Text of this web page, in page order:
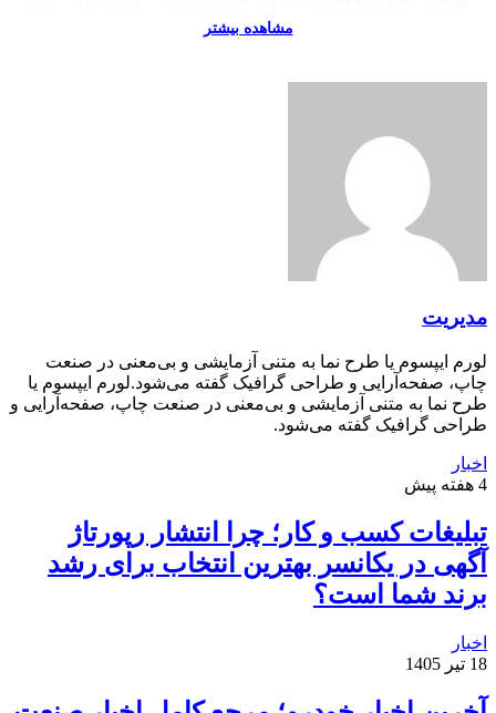
عازم این منطقه محاصره شده و جنگ زده می‌شود.
نامگذاری کشتی «مادلین»
کشتی «مادلین» که نام خود را از یک دختر فلسطینی
به نام
مادلین کلاب
کمک‌رسان است. مادلین، اولین دختر فلسطینی است
که در صید ماهی در نوار غزه مهارت دارد و در حمله
اخیر رژیم صهیونیستی به غزه، پدر خود را از دست
روزی خانواده‌اش را تأمین می‌کند، در جنگ اخیر
قایقش را از دست داد، اما همچنان با استقامت به
زندگی ادامه می‌دهد. کشتی «مادلین» به یاد او و
مبارزاتش برای تأمین روزی خانواده‌اش نام‌گذاری
شده است. این کشتی با نماد پایداری و مبارزه مردم
غزه علیه ظلم و محاصره، سفر خود را آغاز کرده و
حامل پیام همبستگی جهانی است.
حضور فعالان جهانی بر کشتی
«مادلین»
۱۲ فعال حقوق بشری بین‌المللی با ملیت‌های مختلف
در این سفر مشارکت دارند که اسامی آنها به این
مشاهده بیشتر
مدیریت
لورم ایپسوم یا طرح‌ نما به متنی آزمایشی و بی‌معنی در صنعت
چاپ، صفحه‌آرایی و طراحی گرافیک گفته می‌شود.لورم ایپسوم یا
طرح‌ نما به متنی آزمایشی و بی‌معنی در صنعت چاپ، صفحه‌آرایی و
طراحی گرافیک گفته می‌شود.
اخبار
4 هفته پیش
تبلیغات کسب و کار؛ چرا انتشار رپورتاژ
آگهی در یکانسر بهترین انتخاب برای رشد
برند شما است؟
اخبار
18 تیر 1405